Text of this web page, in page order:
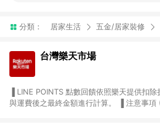
分類： 居家生活 五金/居家裝修
台灣樂天市場
與運費後之最終金額進行計算。 ▐ 注意事項 (1) 部分服務及店家